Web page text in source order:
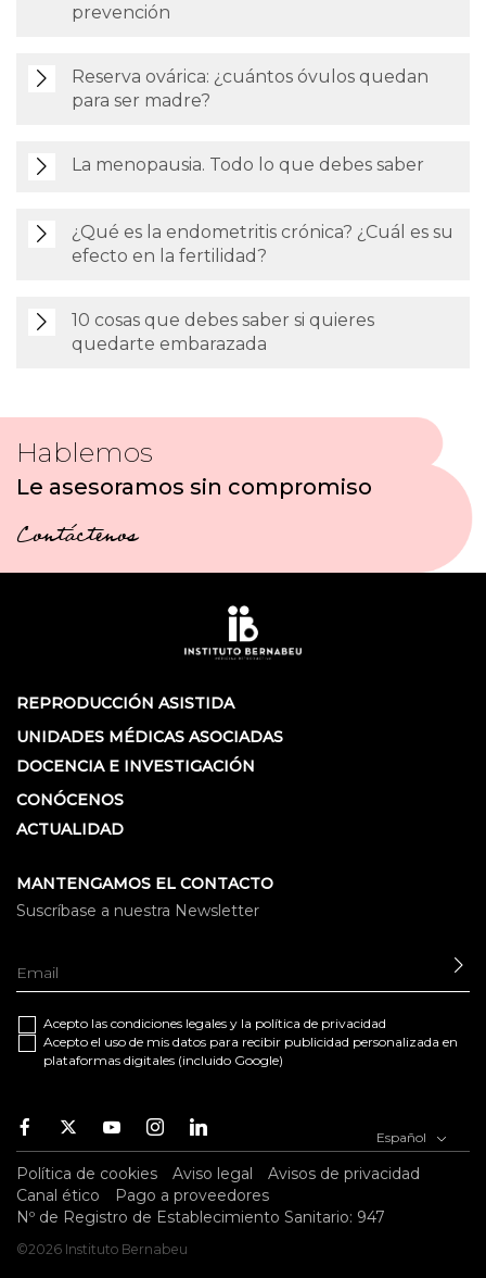
prevención
Reserva ovárica: ¿cuántos óvulos quedan
para ser madre?
La menopausia. Todo lo que debes saber
¿Qué es la endometritis crónica? ¿Cuál es su
efecto en la fertilidad?
10 cosas que debes saber si quieres
quedarte embarazada
Hablemos
Le asesoramos sin compromiso
Contáctenos
REPRODUCCIÓN ASISTIDA
UNIDADES MÉDICAS ASOCIADAS
DOCENCIA E INVESTIGACIÓN
CONÓCENOS
ACTUALIDAD
MANTENGAMOS EL CONTACTO
Suscríbase a nuestra Newsletter
Acepto las condiciones legales y la política de privacidad
Acepto el uso de mis datos para recibir publicidad personalizada en
plataformas digitales (incluido Google)
Facebook
TwitterYoutubeInstagramYoutube Español
Política de cookies Aviso legal
Avisos de privacidad
Canal ético
Pago a proveedores
Nº de Registro de Establecimiento Sanitario: 947
©2026 Instituto Bernabeu